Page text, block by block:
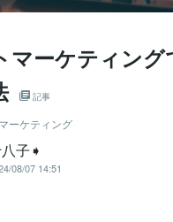
マーケティン
記事
ーケティング
子➧
08/07 14:51